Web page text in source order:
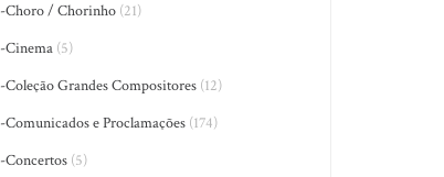
-Choro / Chorinho (21)
-Cinema (5)
-Coleção Grandes Compositores (12)
-Comunicados e Proclamações (174)
-Concertos (5)